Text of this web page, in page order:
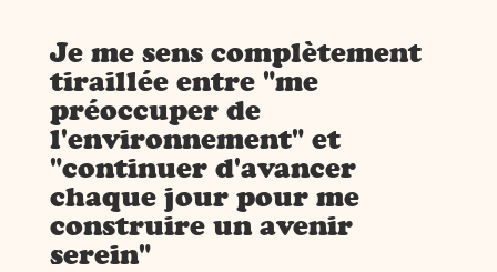
Je me sens complètement
tiraillée entre "me
préoccuper de
l'environnement" et
"continuer d'avancer
chaque jour pour me
construire un avenir
serein"